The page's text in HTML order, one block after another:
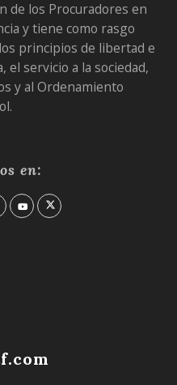
de los Procuradores en
y tiene como rasgo
principios de libertad e
el servicio a la sociedad,
y al Ordenamiento
en: